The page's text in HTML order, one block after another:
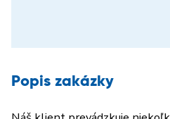
Popis zakázky